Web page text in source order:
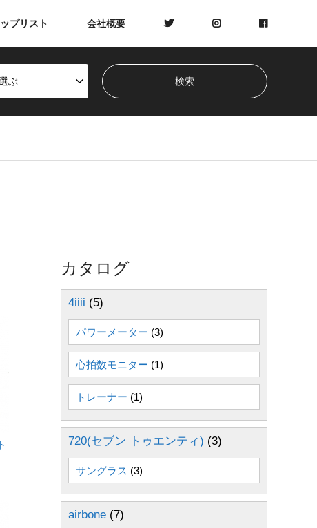
プリスト 会社概要
ぶ
カタログ
4iiii (5)
パワーメーター (3)
心拍数モニター (1)
トレーナー (1)
720(セブン トゥエンティ) (3)
サングラス (3)
airbone (7)